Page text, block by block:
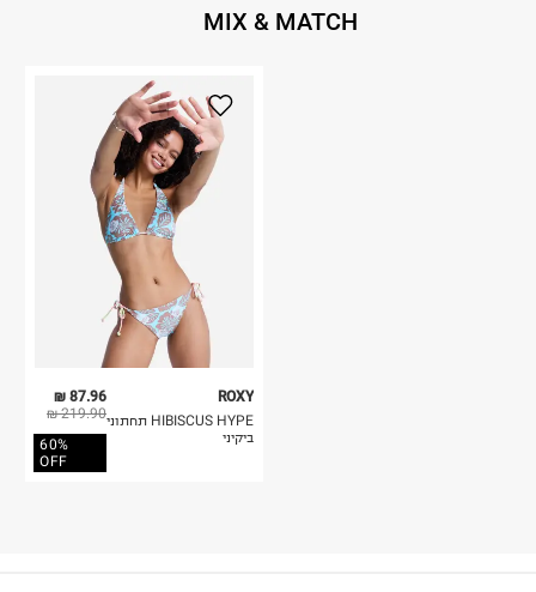
MIX & MATCH
87.96 ₪
219.90 ₪
60%
OFF
ROXY
HIBISCUS HYPE תחתוני
ביקיני